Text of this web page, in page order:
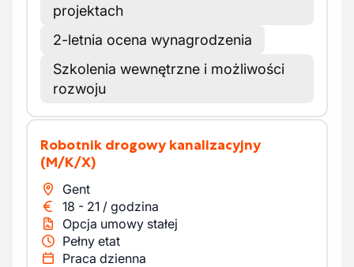
projektach
2-letnia ocena wynagrodzenia
Szkolenia wewnętrzne i możliwości
rozwoju
Robotnik drogowy kanalizacyjny
(M/K/X)
Gent
18 - 21 / godzina
Opcja umowy stałej
Pełny etat
Praca dzienna